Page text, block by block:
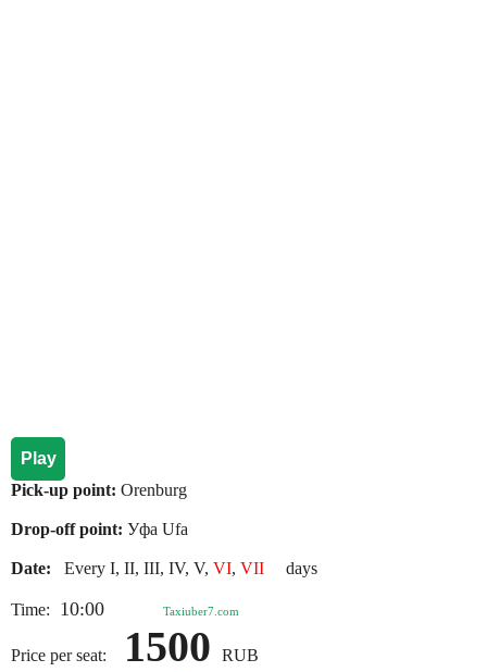
Play
Pick-up point: Orenburg
Drop-off point: Уфа Ufa
Date: Every I, II, III, IV, V, VI, VII days
Time: 10:00 Taxiuber7.com
Price per seat: 1500 RUB